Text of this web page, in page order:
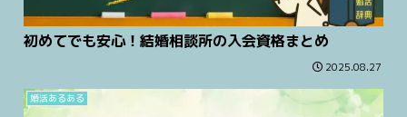
初めてでも安心！結婚相談所の入会資格まとめ
2025.08.27
婚活あるある